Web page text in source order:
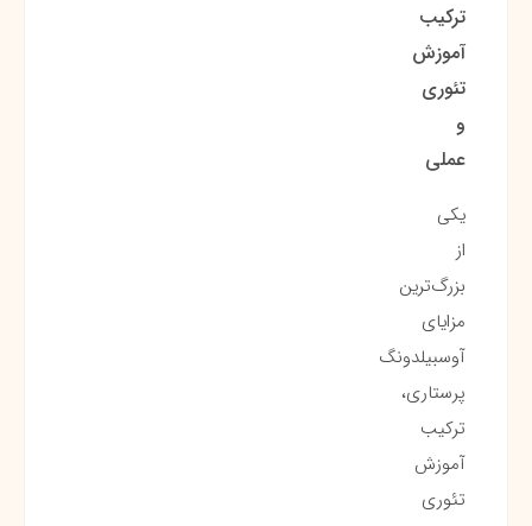
ترکیب
آموزش
تئوری
و
عملی
یکی
از
بزرگ‌ترین
مزایای
آوسبیلدونگ
پرستاری،
ترکیب
آموزش
تئوری